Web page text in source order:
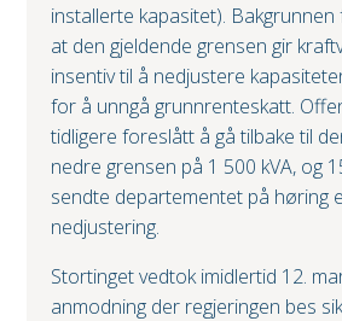
installerte kapasitet).
at den gjeldende grensen gir
insentiv til å nedjustere
for å unngå grunnrenteskatt.
tidligere foreslått å gå tilbake til
nedre grensen på 1 500 kVA, og
sendte departementet på høring
nedjustering.
Stortinget vedtok imidlertid 12.
anmodning der regjeringen bes